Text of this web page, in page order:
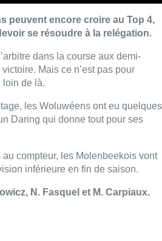
inférieure en fin de saison.
N. Fasquel et M. Carpiaux.
déjà 100.000
sa